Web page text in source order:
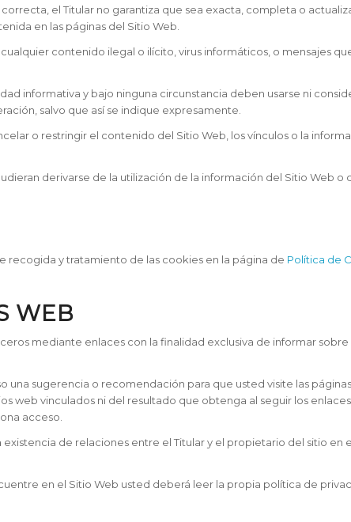
el Titular no garantiza que sea exacta, completa o
en las páginas del Sitio Web.
contenido ilegal o ilícito, virus informáticos, o mensajes
informativa y bajo ninguna circunstancia deben usarse ni
salvo que así se indique expresamente.
o restringir el contenido del Sitio Web, los vínculos o la
derivarse de la utilización de la información del Sitio Web o
recogida y tratamiento de las cookies en la página de Política de
WEB
mediante enlaces con la finalidad exclusiva de informar
una sugerencia o recomendación para que usted visite las
web vinculados ni del resultado que obtenga al seguir los
acceso.
de relaciones entre el Titular y el propietario del sitio
en el Sitio Web usted deberá leer la propia política de